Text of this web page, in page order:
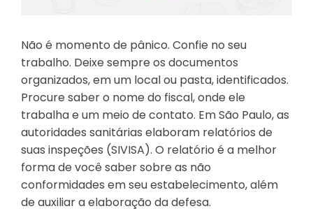
Não é momento de pânico. Confie no seu
trabalho. Deixe sempre os documentos
organizados, em um local ou pasta, identificados.
Procure saber o nome do fiscal, onde ele
trabalha e um meio de contato. Em São Paulo, as
autoridades sanitárias elaboram relatórios de
suas inspeções (SIVISA). O relatório é a melhor
forma de você saber sobre as não
conformidades em seu estabelecimento, além
de auxiliar a elaboração da defesa.